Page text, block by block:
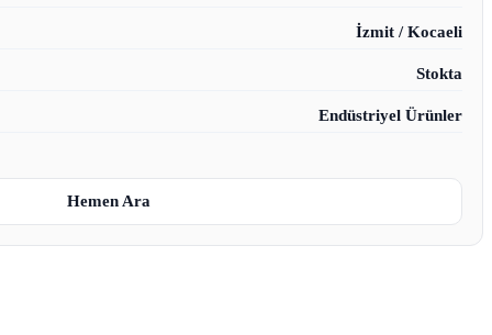
İzmit / Kocaeli
Stokta
Endüstriyel Ürünler
Hemen Ara